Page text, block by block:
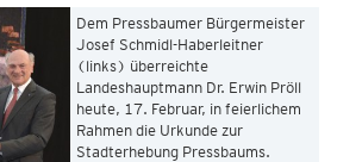
Dem Pressbaumer Bürgermeister
Josef Schmidl-Haberleitner
(links) überreichte
Landeshauptmann Dr. Erwin Pröll
heute, 17. Februar, in feierlichem
Rahmen die Urkunde zur
Stadterhebung Pressbaums.